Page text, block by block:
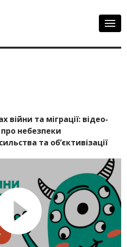
війни та міграції: відео-
про небезпеки
та об’єктивізації